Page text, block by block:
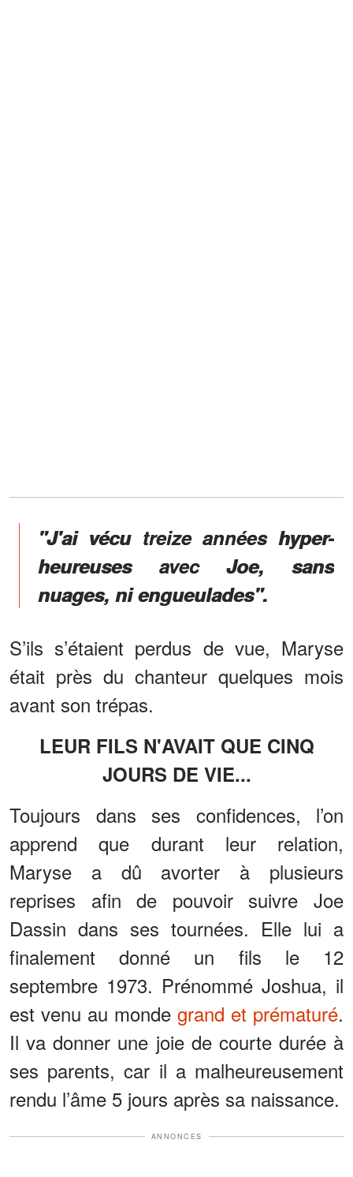
"J'ai vécu treize années hyper-
heureuses avec Joe, sans
nuages, ni engueulades".
S’ils s’étaient perdus de vue, Maryse
était près du chanteur quelques mois
avant son trépas.
LEUR FILS N'AVAIT QUE CINQ
JOURS DE VIE...
Toujours dans ses confidences, l’on
apprend que durant leur relation,
Maryse a dû avorter à plusieurs
reprises afin de pouvoir suivre Joe
Dassin dans ses tournées. Elle lui a
finalement donné un fils le 12
septembre 1973. Prénommé Joshua, il
est venu au monde grand et prématuré.
Il va donner une joie de courte durée à
ses parents, car il a malheureusement
rendu l’âme 5 jours après sa naissance.
ANNONCES